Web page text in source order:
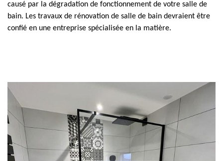
causé par la dégradation de fonctionnement de votre salle de
bain. Les travaux de rénovation de salle de bain devraient être
confié en une entreprise spécialisée en la matière.